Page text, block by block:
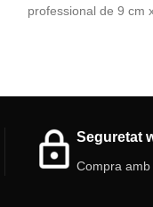
professional de 9 cm
Color:Transparent /
Ventilació:Costats i
Seguretat
Compra amb